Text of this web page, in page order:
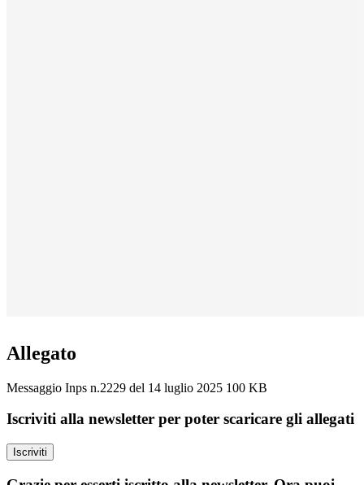
Allegato
Messaggio Inps n.2229 del 14 luglio 2025 100 KB
Iscriviti alla newsletter per poter scaricare gli allegati
Iscriviti